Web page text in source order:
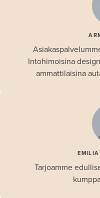
Intohimoisina
ammattilaisina
Tarjoamme